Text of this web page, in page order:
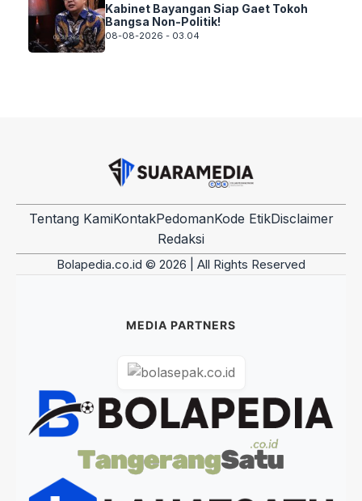
Kabinet Bayangan Siap Gaet Tokoh
Bangsa Non-Politik!
08-08-2026 - 03.04
Tentang KamiKontakPedomanKode EtikDisclaimer
Redaksi
Bolapedia.co.id © 2026 | All Rights Reserved
MEDIA PARTNERS